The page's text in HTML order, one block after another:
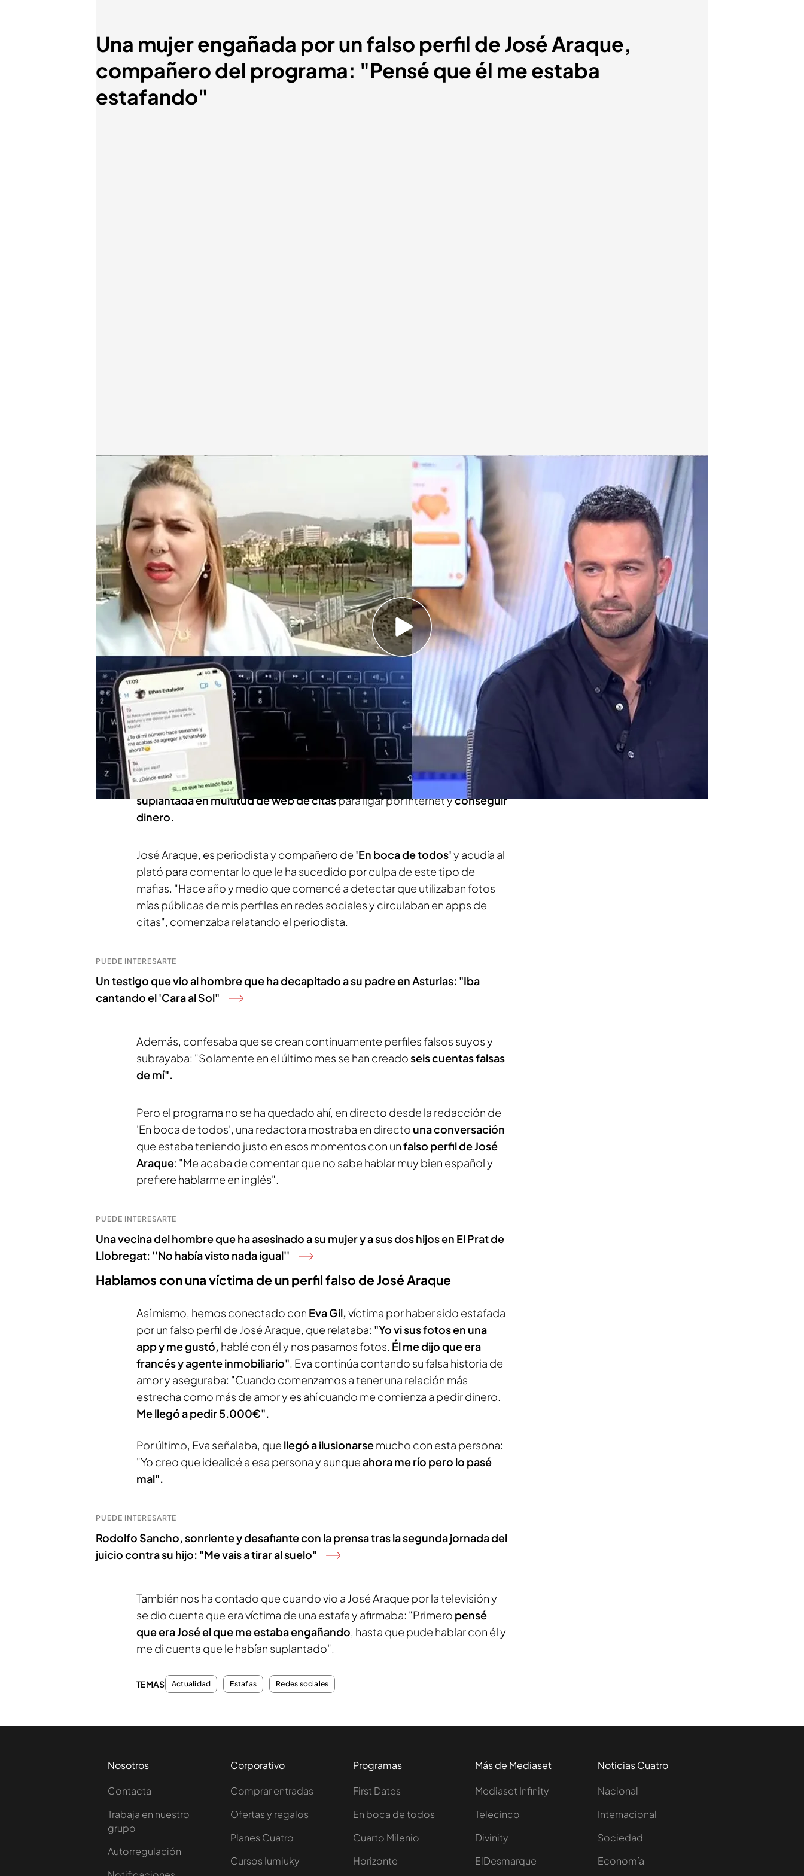
Una mujer engañada por un falso perfil de José Araque,
compañero del programa: "Pensé que él me estaba
estafando"
Eva Gil, víctima y José Araque, periodista suplantado
En boca de todos
11 ABR 2024 - 12:35h.
José Araque, compañero del programa, descubrió que usaban sus
fotos para las 'estafas del amor'
El 'estafador del amor' intentó engañar a Eva con una foto de nuestro
compañero
Así es el modus operandi de la persona que se hacía pasar por este
periodista
Compartir
Haymultitud de redes y mafias en el extranjero que intentancaptar a
mujeres
vulnerables que necesitan amor y cariño. Para eso las envían las
mejores fotos de chicos guapos que hay en el mundo. Concretamente,
uno de estos hombres ha sido
, que su identidadha sido
suplantada en multitud de web de citaspara ligar por internet yconseguir
dinero.
José Araque, es periodista y compañero de 'En boca de todos'y acudía al
plató para comentar lo que le ha sucedido por culpa de este tipo de
mafias. "Hace año y medio que comencé a detectar que utilizaban fotos
mías públicas de mis perfiles en redes sociales y circulaban en apps de
citas", comenzaba relatando el periodista.
PUEDE INTERESARTE
Un testigo que vio al hombre que ha decapitado a su padre en Asturias: "Iba
cantando el 'Cara al Sol"
Además, confesaba que se crean continuamente perfiles falsos suyos y
subrayaba: "Solamente en el último mes se han creadoseis cuentas falsas
de mí".
Pero el programa no se ha quedado ahí, en directo desde la redacción de
'En boca de todos', una redactora mostraba en directo una conversación
que estaba teniendo justo en esos momentos con unfalso perfil de José
Araque: "Me acaba de comentar que no sabe hablar muy bien español y
prefiere hablarme en inglés".
PUEDE INTERESARTE
Una vecina del hombre que ha asesinado a su mujer y a sus dos hijos en El Prat de
Llobregat: ''No había visto nada igual''
Hablamos con una víctima de un perfil falso de José Araque
Así mismo, hemos conectado con Eva Gil,víctima por haber sido estafada
por un falso perfil de José Araque, que relataba: "Yo vi sus fotos en una
app y me gustó, hablé con él y nos pasamos fotos. Él me dijo que era
francés y agente inmobiliario". Eva continúa contando su falsa historia de
amor y aseguraba: "Cuando comenzamos a tener una relación más
estrecha como más de amor y es ahí cuando me comienza a pedir dinero.
Me llegó a pedir 5.000€".
Por último, Eva señalaba, que llegó a ilusionarsemucho con esta persona:
"Yo creo que idealicé a esa persona y aunqueahora me río pero lo pasé
mal".
PUEDE INTERESARTE
Rodolfo Sancho, sonriente y desafiante con la prensa tras la segunda jornada del
juicio contra su hijo: "Me vais a tirar al suelo"
También nos ha contado que cuando vio a José Araque por la televisión y
se dio cuenta que era víctima de una estafa y afirmaba: "Primero pensé
que era José el que me estaba engañando, hasta que pude hablar con él y
me di cuenta que le habían suplantado".
TEMAS Actualidad Estafas Redes sociales
Nosotros
Contacta
Trabaja en nuestro
grupo
Autorregulación
Corporativo
Comprar entradas
Ofertas y regalos
Planes Cuatro
Cursos Iumiuky
Programas
First Dates
En boca de todos
Cuarto Milenio
Horizonte
Más de Mediaset
Mediaset Infinity
Telecinco
Divinity
ElDesmarque
Noticias Cuatro
Nacional
Internacional
Sociedad
Economía